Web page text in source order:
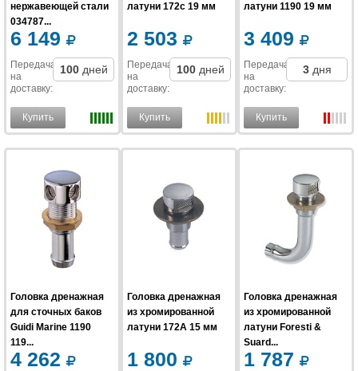
нержавеющей стали
034787...
6 149
Передача
на
доставку:
100 дней
Купить
латуни 172c 19 мм
2 503
Передача
на
доставку:
100 дней
Купить
латуни 1190 19 мм
3 409
Передача
на
доставку:
3 дня
Купить
Головка дренажная
для сточных баков
Guidi Marine 1190
119...
4 262
Головка дренажная
из хромированной
латуни 172A 15 мм
1 800
Головка дренажная
из хромированной
латуни Foresti &
Suard...
1 787